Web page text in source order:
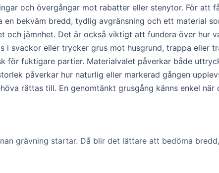
och övergångar mot rabatter eller stenytor. För att
bekväm bredd, tydlig avgränsning och ett material
och jämnhet. Det är också viktigt att fundera över hur
i svackor eller trycker grus mot husgrund, trappa eller
för fuktigare partier. Materialvalet påverkar både
påverkar hur naturlig eller markerad gången
rättas till. En genomtänkt grusgång känns enkel
grävning startar. Då blir det lättare att bedöma